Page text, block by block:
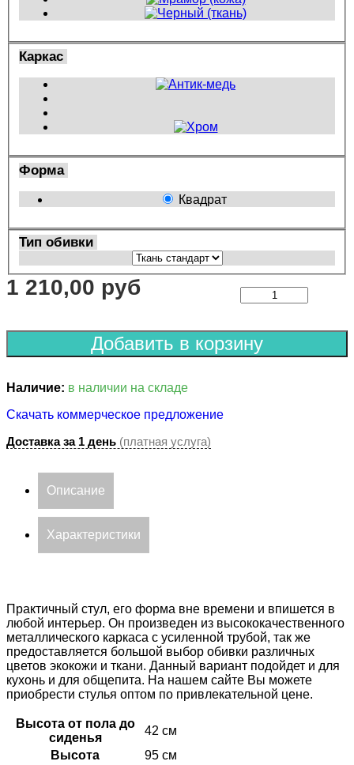
Каркас
Форма
Квадрат
Тип обивки
1 210,00 руб
Добавить в корзину
Наличие: в наличии на складе
Скачать коммерческое предложение
Доставка за 1 день (платная услуга)
Описание
Характеристики
Практичный стул, его форма вне времени и впишется в
любой интерьер. Он произведен из высококачественного
металлического каркаса с усиленной трубой, так же
предоставляется большой выбор обивки различных
цветов экокожи и ткани. Данный вариант подойдет и для
кухонь и для общепита. На нашем сайте Вы можете
приобрести стулья оптом по привлекательной цене.
Высота от пола до
сиденья
42 см
Высота
95 см